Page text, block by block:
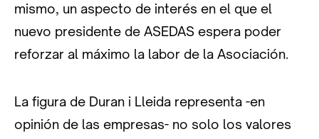
mismo, un aspecto de interés en el que el
nuevo presidente de ASEDAS espera poder
reforzar al máximo la labor de la Asociación.
La figura de Duran i Lleida representa -en
opinión de las empresas- no solo los valores